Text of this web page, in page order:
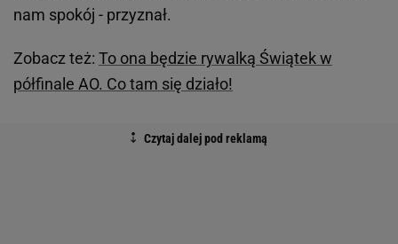
nam spokój - przyznał.
Zobacz też: To ona będzie rywalką Świątek w
półfinale AO. Co tam się działo!